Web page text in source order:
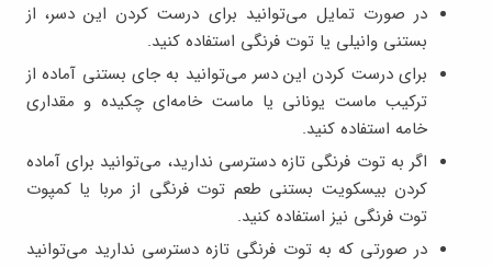
در صورت تمایل می‌توانید برای درست کردن این دسر، از
بستنی وانیلی یا توت فرنگی استفاده کنید.
برای درست کردن این دسر می‌توانید به جای بستنی آماده از
ترکیب ماست یونانی یا ماست خامه‌ای چکیده و مقداری
خامه استفاده کنید.
اگر به توت فرنگی تازه دسترسی ندارید، می‌توانید برای آماده
کردن بیسکویت بستنی طعم توت فرنگی از مربا یا کمپوت
توت فرنگی نیز استفاده کنید.
در صورتی که به توت فرنگی تازه دسترسی ندارید می‌توانید